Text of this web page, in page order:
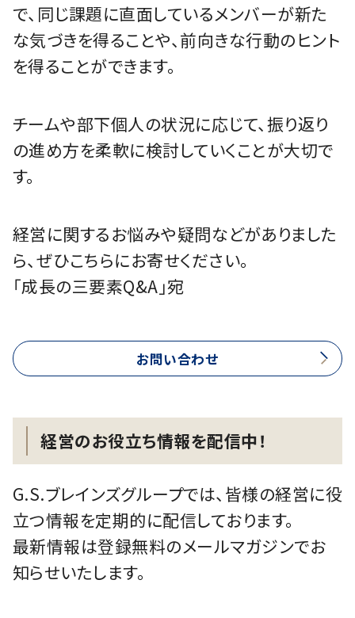
で、同じ課題に直面しているメンバーが新た
な気づきを得ることや、前向きな行動のヒント
を得ることができます。
チームや部下個人の状況に応じて、振り返り
の進め方を柔軟に検討していくことが大切で
す。
経営に関するお悩みや疑問などがありました
ら、ぜひこちらにお寄せください。
「成長の三要素Q&A」宛
お問い合わせ
経営のお役立ち情報を配信中！
G.S.ブレインズグループでは、皆様の経営に役
立つ情報を定期的に配信しております。
最新情報は登録無料のメールマガジンでお
知らせいたします。